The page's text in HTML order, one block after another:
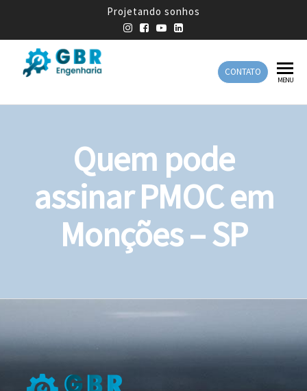
Projetando sonhos
Engenharia
Engenharia
CONTATO
MENU
Quem pode
assinar PMOC em
Monções – SP